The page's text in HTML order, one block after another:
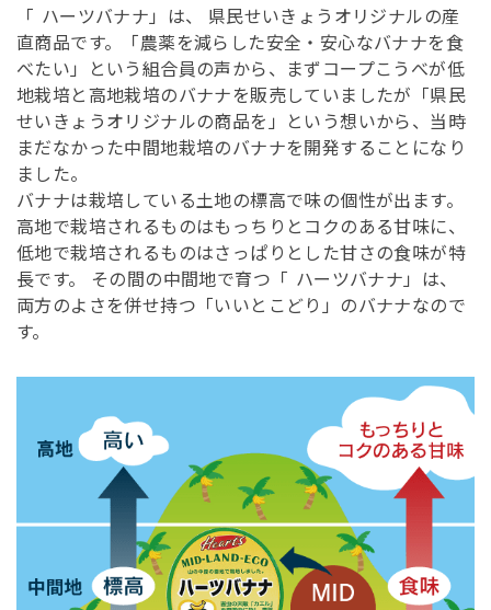
「 ハーツバナナ」は、 県民せいきょうオリジナルの産
直商品です。「農薬を減らした安全・安心なバナナを食
べたい」という組合員の声から、まずコープこうべが低
地栽培と高地栽培のバナナを販売していましたが「県民
せいきょうオリジナルの商品を」という想いから、当時
まだなかった中間地栽培のバナナを開発することになり
ました。
バナナは栽培している土地の標高で味の個性が出ます。
高地で栽培されるものはもっちりとコクのある甘味に、
低地で栽培されるものはさっぱりとした甘さの食味が特
長です。 その間の中間地で育つ「 ハーツバナナ」は、
両方のよさを併せ持つ「いいとこどり」のバナナなので
す。